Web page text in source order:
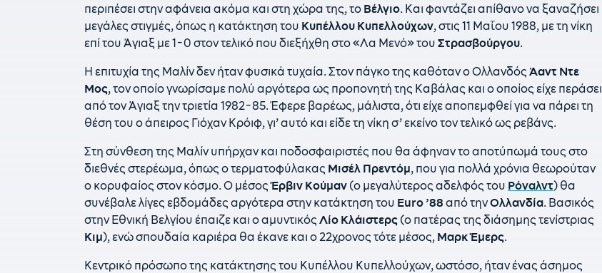
περιπέσει στην αφάνεια ακόμα και στη χώρα της, το Βέλγιο. Και φαντάζει απίθανο να ξαναζήσει
μεγάλες στιγμές, όπως η κατάκτηση του Κυπέλλου Κυπελλούχων, στις 11 Μαΐου 1988, με τη νίκη
επί του Άγιαξ με 1-0 στον τελικό που διεξήχθη στο «Λα Μενό» του Στρασβούργου.
Η επιτυχία της Μαλίν δεν ήταν φυσικά τυχαία. Στον πάγκο της καθόταν ο Ολλανδός Άαντ Ντε
Μος, τον οποίο γνωρίσαμε πολύ αργότερα ως προπονητή της Καβάλας και ο οποίος είχε περάσει
από τον Άγιαξ την τριετία 1982-85. Έφερε βαρέως, μάλιστα, ότι είχε αποπεμφθεί για να πάρει τη
θέση του ο άπειρος Γιόχαν Κρόιφ, γι’ αυτό και είδε τη νίκη σ’ εκείνο τον τελικό ως ρεβάνς.
Στη σύνθεση της Μαλίν υπήρχαν και ποδοσφαιριστές που θα άφηναν το αποτύπωμά τους στο
διεθνές στερέωμα, όπως ο τερματοφύλακας Μισέλ Πρεντόμ, που για πολλά χρόνια θεωρούταν
ο κορυφαίος στον κόσμο. Ο μέσοςΈρβιν Κούμαν (ο μεγαλύτερος αδελφός του Ρόναλντ) θα
συνέβαλε λίγες εβδομάδες αργότερα στην κατάκτηση του Euro ’88 από τηνΟλλανδία. Βασικός
στην Εθνική Βελγίου έπαιζε και ο αμυντικός Λίο Κλάιστερς (ο πατέρας της διάσημης τενίστριας
Κιμ), ενώ σπουδαία καριέρα θα έκανε και ο 22χρονος τότε μέσος, Μαρκ Έμερς.
Κεντρικό πρόσωπο της κατάκτησης του Κυπέλλου Κυπελλούχων, ωστόσο, ήταν ένας άσημος